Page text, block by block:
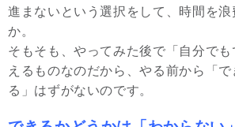
進まないという選択をして、時間を浪
か。
そもそも、やってみた後で「自分で
えるものなのだから、やる前から「
る」はずがないのです。